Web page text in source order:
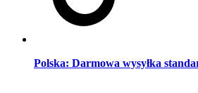
Polska: Darmowa wysyłka